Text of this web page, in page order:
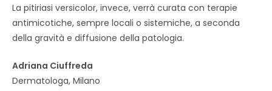
La pitiriasi versicolor, invece, verrà curata con terapie
antimicotiche, sempre locali o sistemiche, a seconda
della gravità e diffusione della patologia.
Adriana Ciuffreda
Dermatologa, Milano